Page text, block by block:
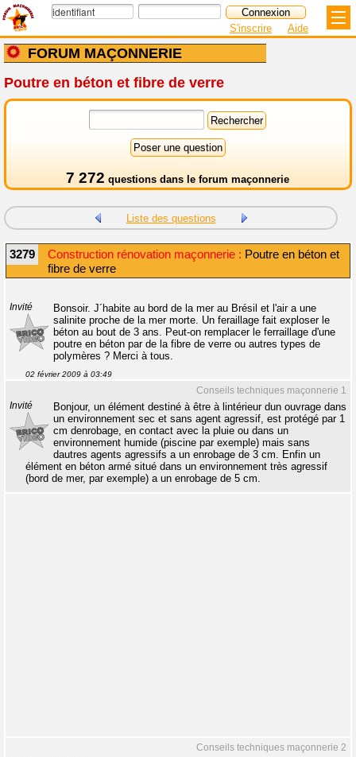
FORUM MAÇONNERIE
S'inscrire Aide
Poutre en béton et fibre de verre
7 272 questions dans le forum maçonnerie
Liste des questions
3279 Construction rénovation maçonnerie : Poutre en béton et
fibre de verre
Invité
Bonsoir. J´habite au bord de la mer au Brésil et l'air a une
salinite proche de la mer morte. Un feraillage fait exploser le
béton au bout de 3 ans. Peut-on remplacer le ferraillage d'une
poutre en béton par de la fibre de verre ou autres types de
polymères ? Merci à tous.
02 février 2009 à 03:49
Conseils techniques maçonnerie 1
Invité
Bonjour, un élément destiné à être à lintérieur dun ouvrage dans
un environnement sec et sans agent agressif, est protégé par 1
cm denrobage, en contact avec la pluie ou dans un
environnement humide (piscine par exemple) mais sans
dautres agents agressifs a un enrobage de 3 cm. Enfin un
élément en béton armé situé dans un environnement très agressif
(bord de mer, par exemple) a un enrobage de 5 cm.
Conseils techniques maçonnerie 2